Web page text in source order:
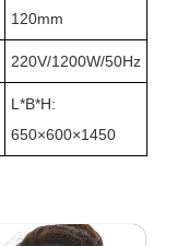
120mm
220V/1200W/50Hz
L*B*H:
650×600×1450